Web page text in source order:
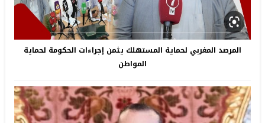
المرصد المغربي لحماية المستهلك يثمن إجراءات الحكومة لحماية
المواطن